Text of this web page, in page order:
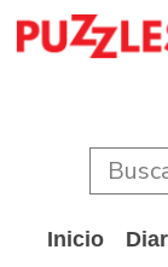
Inicio